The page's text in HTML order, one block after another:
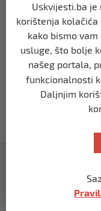
Nedin
prije 10
CAZIN
Uskvijesti.ba
korištenja kolačića
kako bismo
usluge, što bolje
našeg portala,
funkcionalnosti
Daljnjim